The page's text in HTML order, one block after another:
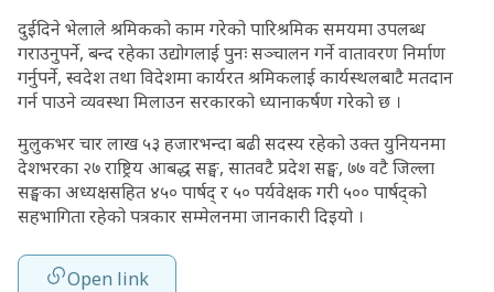
दुईदिने भेलाले श्रमिकको काम गरेको पारिश्रमिक समयमा उपलब्ध
गराउनुपर्ने, बन्द रहेका उद्योगलाई पुनः सञ्चालन गर्ने वातावरण निर्माण
गर्नुपर्ने, स्वदेश तथा विदेशमा कार्यरत श्रमिकलाई कार्यस्थलबाटै मतदान
गर्न पाउने व्यवस्था मिलाउन सरकारको ध्यानाकर्षण गरेको छ ।
मुलुकभर चार लाख ५३ हजारभन्दा बढी सदस्य रहेको उक्त युनियनमा
देशभरका २७ राष्ट्रिय आबद्ध सङ्घ, सातवटै प्रदेश सङ्घ, ७७ वटै जिल्ला
सङ्घका अध्यक्षसहित ४५० पार्षद् र ५० पर्यवेक्षक गरी ५०० पार्षद्को
सहभागिता रहेको पत्रकार सम्मेलनमा जानकारी दिइयो ।
Open link